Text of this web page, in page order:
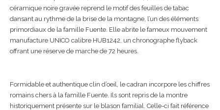
céramique noire gravée reprend le motif des feuilles de tabac
dansant au rythme de la brise de la montagne, l’un des éléments
primordiaux de la famille Fuente. Elle abrite le fameux mouvement
manufacture UNICO calibre HUB1242, un chronographe flyback
offrant une réserve de marche de 72 heures.
Formidable et authentique clin d’oeil, le cadran incorpore les chiffres
romains chers à la famille Fuente. Ils sont repris de la montre
historiquement présente sur le blason familial. Celle-ci fait référence